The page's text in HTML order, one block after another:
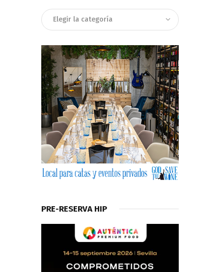
Categorias
PRE-RESERVA HIP